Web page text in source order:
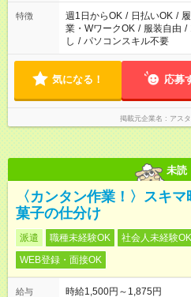
特徴 週1日からOK / 日払いOK /
業・WワークOK / 服装自由 /
し / パソコンスキル不要
気になる！ 応募
掲載元企業名 アス
未読
〈カンタン作業！〉スキ
菓子の仕分け
派遣 職種未経験OK 社会人未経験OK
WEB登録・面接OK
給与
時給1,500円～1,875円